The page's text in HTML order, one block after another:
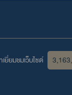
เยี่ยมชมเว็บไซต์